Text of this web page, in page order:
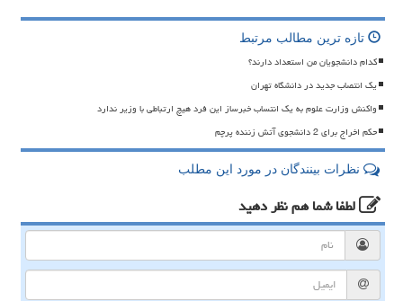
تازه ترین مطالب مرتبط
کدام دانشجویان من استعداد دارند؟
یک انتصاب جدید در دانشگاه تهران
واکنش وزارت علوم به یک انتساب خبرساز این فرد هیچ ارتباطی با وزیر ندارد
حکم اخراج برای 2 دانشجوی آتش زننده پرچم
نظرات بینندگان در مورد این مطلب
لطفا شما همنظر دهید